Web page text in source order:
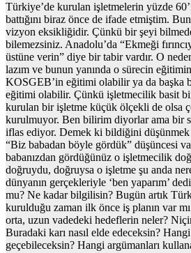
Türkiye’de kurulan işletmelerin yüzde
battığını biraz önce de ifade etmiştim.
vizyon eksikliğidir. Çünkü bir şeyi
bilemezsiniz. Anadolu’da “Ekmeği
üstüne verin” diye bir tabir vardır. O
lazım ve bunun yanında o sürecin
KOSGEB’in eğitimi olabilir ya da başka
eğitimi olabilir. Çünkü işletmecilik basit
kurulan bir işletme küçük ölçekli de olsa
kurulmuyor. Ben bilirim diyorlar ama bir
iflas ediyor. Demek ki bildiğini
“Biz babadan böyle gördük” düşüncesi
babanızdan gördüğünüz o işletmecilik
doğruydu, doğruysa o işletme şu anda
dünyanın gerçekleriyle ‘ben yaparım’
mu? Ne kadar bilgilisin? Bugün artık
kurulduğu zaman ilk önce iş planın var
orta, uzun vadedeki hedeflerin neler?
Buradaki karı nasıl elde edeceksin?
geçebileceksin? Hangi argümanları